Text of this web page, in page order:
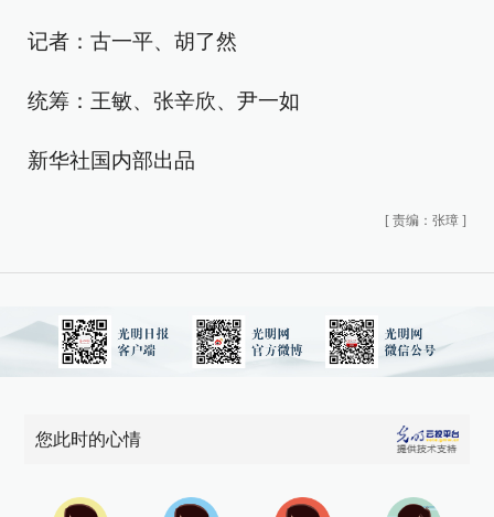
记者：古一平、胡了然
统筹：王敏、张辛欣、尹一如
新华社国内部出品
[ 责编：张璋 ]
您此时的心情